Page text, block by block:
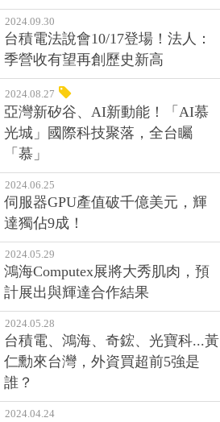
2024.09.30
台積電法說會10/17登場！法人：
季營收有望再創歷史新高
2024.08.27
亞灣新矽谷、AI新動能！「AI慕
光城」國際科技聚落，全台矚
「慕」
2024.06.25
伺服器GPU產值破千億美元，輝
達獨佔9成！
2024.05.29
鴻海Computex展將大秀肌肉，預
計展出與輝達合作結果
2024.05.28
台積電、鴻海、奇鋐、光寶科...黃
仁勳來台灣，外資買超前5強是
誰？
2024.04.24